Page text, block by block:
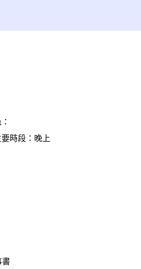
要時段：晚上
書